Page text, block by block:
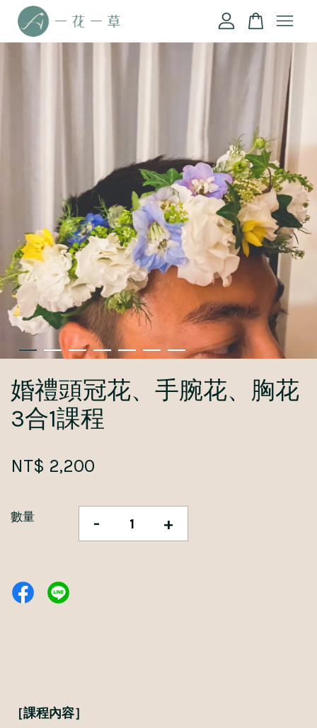
婚禮頭冠花、手腕花、胸花
3合1課程
NT$ 2,200
數量 - +
［課程內容］
您的購物車目前還是空的。